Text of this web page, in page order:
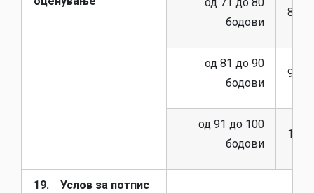
бодови
8
од 81 до 90
бодови
9
од 91 до 100
бодови
10
19. Услов за потпис